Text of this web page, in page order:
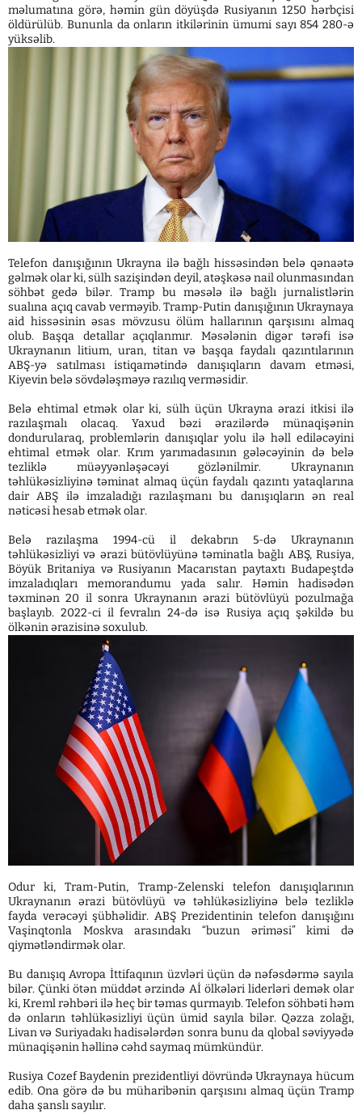
məlumatına görə, həmin gün döyüşdə Rusiyanın 1250 hərbçisi
öldürülüb. Bununla da onların itkilərinin ümumi sayı 854 280-ə
yüksəlib.
Telefon danışığının Ukrayna ilə bağlı hissəsindən belə qənaətə
gəlmək olar ki, sülh sazişindən deyil, atəşkəsə nail olunmasından
söhbət gedə bilər. Tramp bu məsələ ilə bağlı jurnalistlərin
sualına açıq cavab verməyib. Tramp-Putin danışığının Ukraynaya
aid hissəsinin əsas mövzusu ölüm hallarının qarşısını almaq
olub. Başqa detallar açıqlanmır. Məsələnin digər tərəfi isə
Ukraynanın litium, uran, titan və başqa faydalı qazıntılarının
ABŞ-yə satılması istiqamətində danışıqların davam etməsi,
Kiyevin belə sövdələşməyə razılıq verməsidir.
Belə ehtimal etmək olar ki, sülh üçün Ukrayna ərazi itkisi ilə
razılaşmalı olacaq. Yaxud bəzi ərazilərdə münaqişənin
dondurularaq, problemlərin danışıqlar yolu ilə həll ediləcəyini
ehtimal etmək olar. Krım yarımadasının gələcəyinin də belə
tezliklə müəyyənləşəcəyi gözlənilmir. Ukraynanın
təhlükəsizliyinə təminat almaq üçün faydalı qazıntı yataqlarına
dair ABŞ ilə imzaladığı razılaşmanı bu danışıqların ən real
nəticəsi hesab etmək olar.
Belə razılaşma 1994-cü il dekabrın 5-də Ukraynanın
təhlükəsizliyi və ərazi bütövlüyünə təminatla bağlı ABŞ, Rusiya,
Böyük Britaniya və Rusiyanın Macarıstan paytaxtı Budapeştdə
imzaladıqları memorandumu yada salır. Həmin hadisədən
təxminən 20 il sonra Ukraynanın ərazi bütövlüyü pozulmağa
başlayıb. 2022-ci il fevralın 24-də isə Rusiya açıq şəkildə bu
ölkənin ərazisinə soxulub.
Odur ki, Tram-Putin, Tramp-Zelenski telefon danışıqlarının
Ukraynanın ərazi bütövlüyü və təhlükəsizliyinə belə tezliklə
fayda verəcəyi şübhəlidir. ABŞ Prezidentinin telefon danışığını
Vaşinqtonla Moskva arasındakı “buzun əriməsi” kimi də
qiymətləndirmək olar.
Bu danışıq Avropa İttifaqının üzvləri üçün də nəfəsdərmə sayıla
bilər. Çünki ötən müddət ərzində Aİ ölkələri liderləri demək olar
ki, Kreml rəhbəri ilə heç bir təmas qurmayıb. Telefon söhbəti həm
də onların təhlükəsizliyi üçün ümid sayıla bilər. Qəzza zolağı,
Livan və Suriyadakı hadisələrdən sonra bunu da qlobal səviyyədə
münaqişənin həllinə cəhd saymaq mümkündür.
Rusiya Cozef Baydenin prezidentliyi dövründə Ukraynaya hücum
edib. Ona görə də bu müharibənin qarşısını almaq üçün Tramp
daha şanslı sayılır.